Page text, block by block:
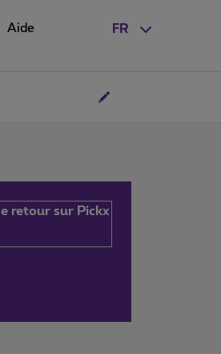
FR
Aide
retour sur Pickx